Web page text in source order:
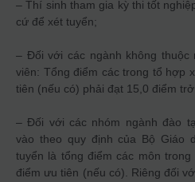
– Thí sinh tham gia kỳ thi tốt
cứ để xét tuyển;
– Đối với các ngành không thuộc
viên: Tổng điểm các trong tổ hợp
tiên (nếu có) phải đạt 15,0 điểm trở
– Đối với các nhóm ngành đào
vào theo quy định của Bộ Giáo
tuyển là tổng điểm các môn
điểm ưu tiên (nếu có). Riêng đối